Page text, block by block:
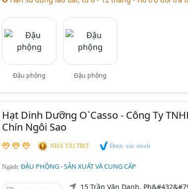
Đậu phộng Đậu phộng
Hạt Dinh Dưỡng O`Casso - Công Ty
Chín Ngôi Sao
NHÀ TÀI TRỢ Được xác minh
Ngành: ĐẬU PHỘNG - SẢN XUẤT VÀ CUNG CẤP
15 Trần Văn Danh,